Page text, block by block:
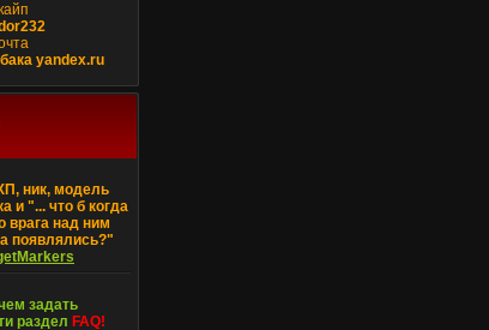
yandex.ru
ник, модель
и "... что б когда
врага над ним
появлялись?"
задать
раздел FAQ!